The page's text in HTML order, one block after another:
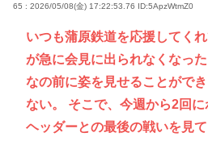
65 : 2026/05/08(金) 17:22:53.76 ID:5ApzWtmZ0
いつも蒲原鉄道を応援してく
が急に会見に出られなくなっ
なの前に姿を見せることがで
ない。 そこで、今週から2回
ヘッダーとの最後の戦いを見て